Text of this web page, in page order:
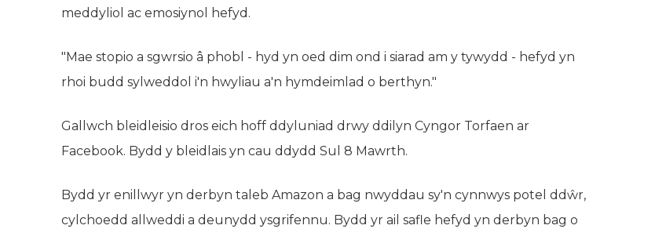
meddyliol ac emosiynol hefyd.
"Mae stopio a sgwrsio â phobl - hyd yn oed dim ond i siarad am y tywydd - hefyd yn
rhoi budd sylweddol i'n hwyliau a'n hymdeimlad o berthyn."
Gallwch bleidleisio dros eich hoff ddyluniad drwy ddilyn Cyngor Torfaen ar
Facebook. Bydd y bleidlais yn cau ddydd Sul 8 Mawrth.
Bydd yr enillwyr yn derbyn taleb Amazon a bag nwyddau sy'n cynnwys potel ddŵr,
cylchoedd allweddi a deunydd ysgrifennu. Bydd yr ail safle hefyd yn derbyn bag o